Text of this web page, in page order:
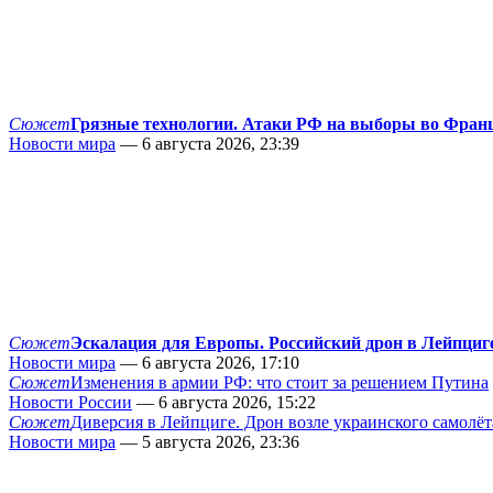
СюжетГрязные технологии. Атаки РФ на выборы во
Новости мира — 6 августа 2026, 23:39
СюжетЭскалация для Европы. Российский дрон в
Новости мира — 6 августа 2026, 17:10
СюжетИзменения в армии РФ: что стоит за решением Путина
Новости России — 6 августа 2026, 15:22
СюжетДиверсия в Лейпциге. Дрон возле украинского
Новости мира — 5 августа 2026, 23:36